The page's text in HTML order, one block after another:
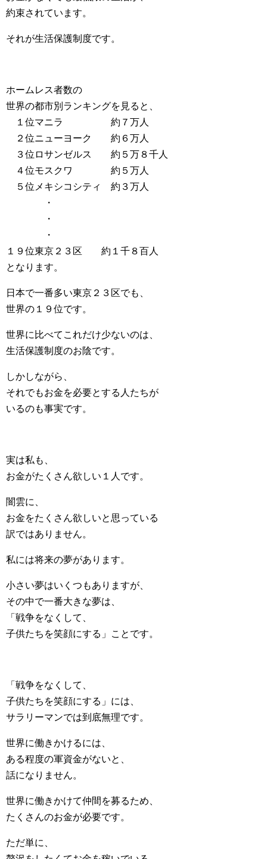
約束されています。
それが生活保護制度です。
ホームレス者数の
世界の都市別ランキングを見ると、
１位マニラ 約７万人
２位ニューヨーク 約６万人
３位ロサンゼルス 約５万８千人
４位モスクワ 約５万人
５位メキシコシティ 約３万人
・
・
・
１９位東京２３区 約１千８百人
となります。
日本で一番多い東京２３区でも、
世界の１９位です。
世界に比べてこれだけ少ないのは、
生活保護制度のお陰です。
しかしながら、
それでもお金を必要とする人たちが
いるのも事実です。
実は私も、
お金がたくさん欲しい１人です。
闇雲に、
お金をたくさん欲しいと思っている
訳ではありません。
私には将来の夢があります。
小さい夢はいくつもありますが、
その中で一番大きな夢は、
「戦争をなくして、
子供たちを笑顔にする」ことです。
「戦争をなくして、
子供たちを笑顔にする」には、
サラリーマンでは到底無理です。
世界に働きかけるには、
ある程度の軍資金がないと、
話になりません。
世界に働きかけて仲間を募るため、
たくさんのお金が必要です。
ただ単に、